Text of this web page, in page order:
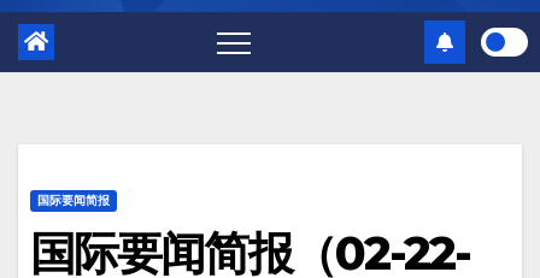
国际要闻简报
国际要闻简报（02-22-